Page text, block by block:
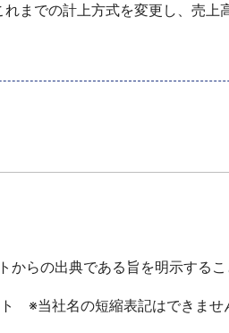
までの計上方式を変更し、売
らの出典である旨を明示するこ
※当社名の短縮表記はできませ